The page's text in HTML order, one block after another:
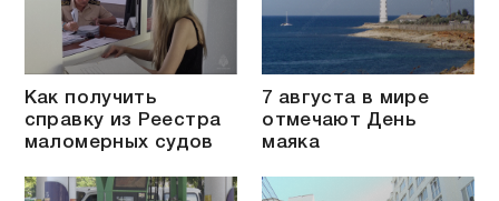
Как получить
справку из Реестра
маломерных судов
7 августа в мире
отмечают День
маяка